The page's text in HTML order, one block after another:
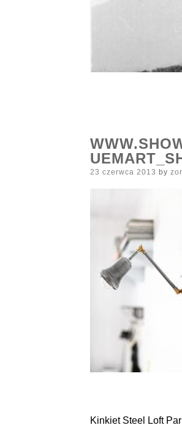
Posted
23 czerwca 2013 by
Nawigacja
Kinkiet Steel Loft